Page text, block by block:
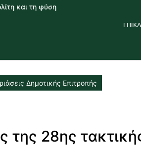
και τη φύση
Δημοτικής Επιτροπής
28ης